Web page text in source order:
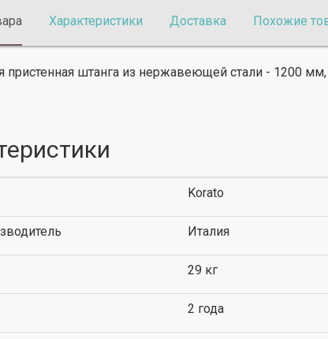
Характеристики Доставка Похожие
пристенная штанга из нержавеющей стали - 1200
Korato
Италия
29 кг
2 года